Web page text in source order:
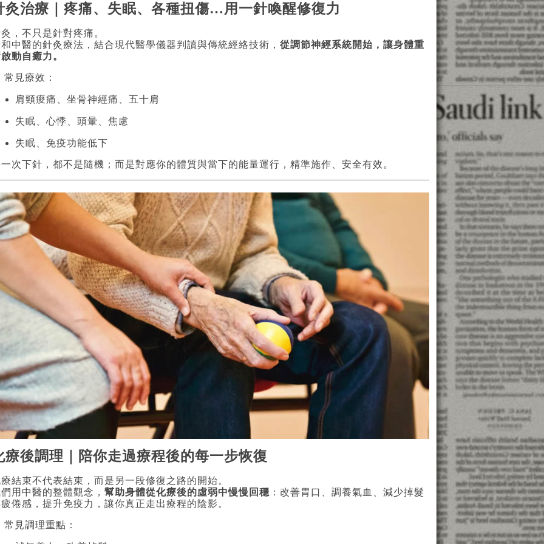
灸治療｜疼痛、失眠、各種扭傷…用一針喚醒修復力
，不只是針對疼痛。
中醫的針灸療法，結合現代醫學儀器判讀與傳統經絡技術， 從調節神經系統開始，讓身體重
動自癒力。
常見療效：
肩頸痠痛、坐骨神經痛、五十肩
失眠、心悸、頭暈、焦慮
失眠、免疫功能低下
次下針，都不是隨機；而是對應你的體質與當下的能量運行，精準施作、安全有效。
療後調理｜陪你走過療程後的每一步恢復
結束不代表結束，而是另一段修復之路的開始。
用中醫的整體觀念， 幫助身體從化療後的虛弱中慢慢回穩 ：改善胃口、調養氣血、減少掉髮
倦感，提升免疫力，讓你真正走出療程的陰影。
常見調理重點：